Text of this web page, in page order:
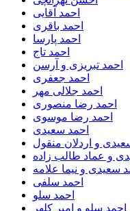
احمد آقایی
احمد باقری
احمد پارسا
احمد تاج
احمد تبریزی و آرسن
احمد جعفری
احمد جلالی مهر
احمد رضا منصوری
احمد رضا موسوی
احمد سعیدی
و اردلان منقول
و عماد طالب زاده
سعیدی و نیما علامه
احمد سلفی
احمد سلو
احمد سلو و امیر کلهر